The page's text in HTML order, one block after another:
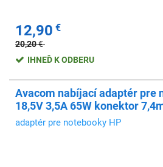
12,90 €
20,20€
IHNEĎ K ODBERU
Avacom nabíjací adaptér pre
18,5V 3,5A 65W konektor
vnitním pinem
adaptér pre notebooky HP